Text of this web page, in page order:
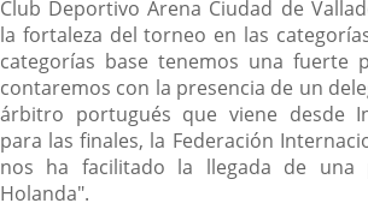
Club Deportivo Arena Ciudad de
la fortaleza del torneo en las
categorías base tenemos una fuerte
contaremos con la presencia de un
árbitro portugués que viene desde
para las finales, la Federación
nos ha facilitado la llegada de una
Holanda".